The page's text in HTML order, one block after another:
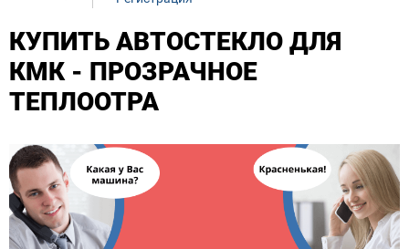
КУПИТЬ АВТОСТЕКЛО ДЛЯ
КМК - ПРОЗРАЧНОЕ
ТЕПЛООТРА